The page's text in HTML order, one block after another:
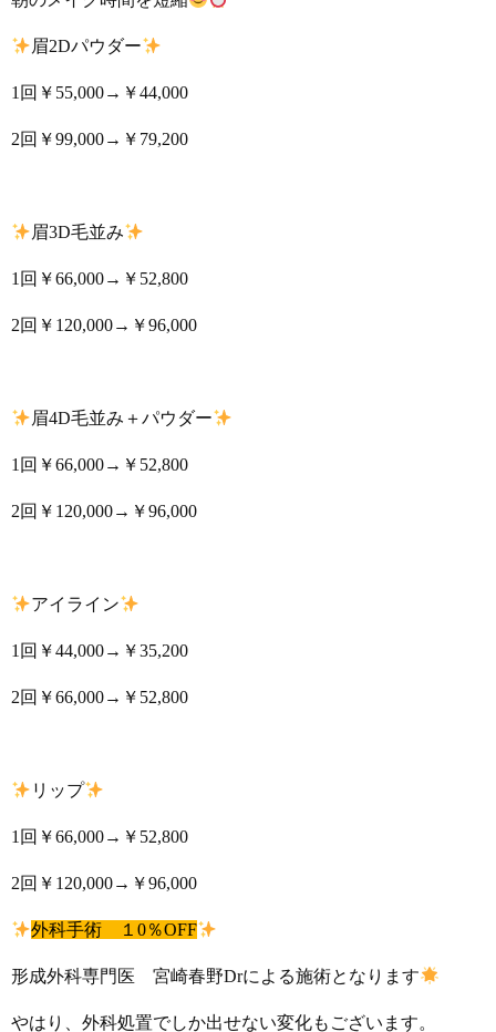
眉2Dパウダー
1回￥55,000→￥44,000
2回￥99,000→￥79,200
眉3D毛並み
1回￥66,000→￥52,800
2回￥120,000→￥96,000
眉4D毛並み＋パウダー
1回￥66,000→￥52,800
2回￥120,000→￥96,000
アイライン
1回￥44,000→￥35,200
2回￥66,000→￥52,800
リップ
1回￥66,000→￥52,800
2回￥120,000→￥96,000
外科手術 １0％OFF
形成外科専門医 宮崎春野Drによる施術となります
やはり、外科処置でしか出せない変化もございます。